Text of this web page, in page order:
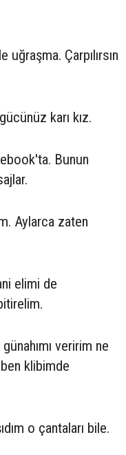
uğraşma. Çarpılırsın
karı kız.
Bunun
Aylarca zaten
elimi de
veririm ne
klibimde
o çantaları bile.